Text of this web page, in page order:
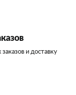
и доставку